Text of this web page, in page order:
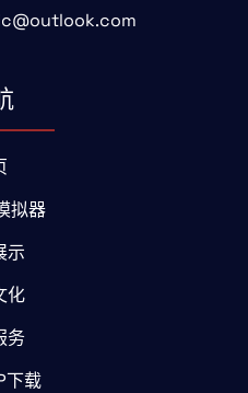
拟器
示
化
务
下载